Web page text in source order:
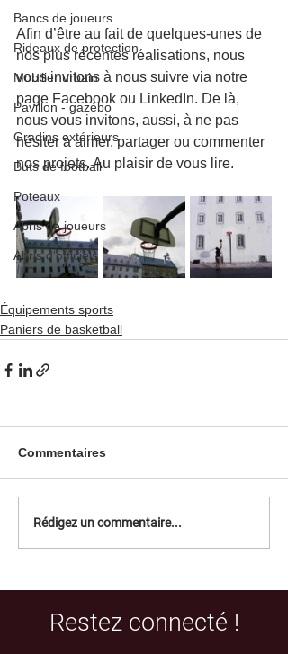
Bancs de joueurs
Rideaux de protection
Mobilier urbain
Pavillon - gazébo
Gradins extérieurs
Buts de football
Poteaux
Abris de joueurs
Abris d'officiels
Afin d’être au fait de quelques-unes de
nos plus récentes réalisations, nous
vous invitons à nous suivre via notre
page Facebook ou LinkedIn. De là,
nous vous invitons, aussi, à ne pas
hésiter à aimer, partager ou commenter
nos projets. Au plaisir de vous lire.
Équipements sports
Paniers de basketball
Commentaires
Rédigez un commentaire...
Restez connecté !